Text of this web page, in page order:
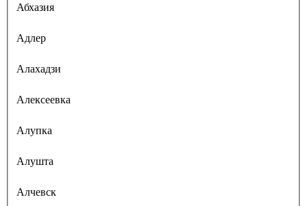
Абхазия
Адлер
Алахадзи
Алексеевка
Алупка
Алушта
Алчевск